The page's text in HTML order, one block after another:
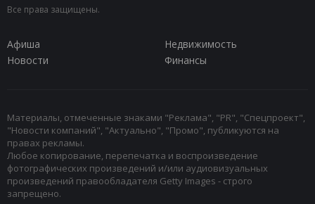
Все права защищены.
Афиша
Недвижимость
Новости
Финансы
Материалы, отмеченные знаками "Реклама", "PR", "Спецпроект",
"Новости компаний", "Актуально", "Промо", публикуются на
правах рекламы.
Любое копирование, перепечатка и воспроизведение
фотографических произведений и/или аудиовизуальных
произведений правообладателя Getty Images - строго
запрещено.